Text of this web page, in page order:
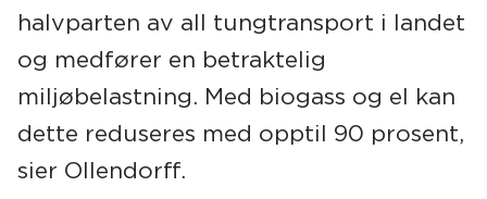
halvparten av all tungtransport i landet
og medfører en betraktelig
miljøbelastning. Med biogass og el kan
dette reduseres med opptil 90 prosent,
sier Ollendorff.